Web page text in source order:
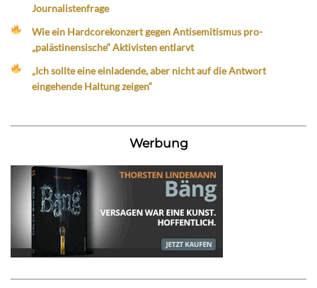
Journalistenfrage
Wie ein Hardcorekonzert gegen Antisemitismus pro-
„palästinensische“ Aktivisten entlarvt
„Ich sollte eine einladende, aber nicht auf die Antwort
eingehende Haltung zeigen“
Werbung